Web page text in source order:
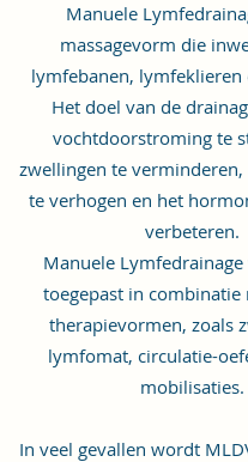
Manuele
massagevorm die
lymfebanen, lymfeklieren
Het doel van de
vochtdoorstroming te
zwellingen te
te verhogen en het
verbeteren.
Manuele
toegepast in combinatie
therapievormen, zoals
lymfomat, circulatie-
mobilisaties.
In veel gevallen wordt